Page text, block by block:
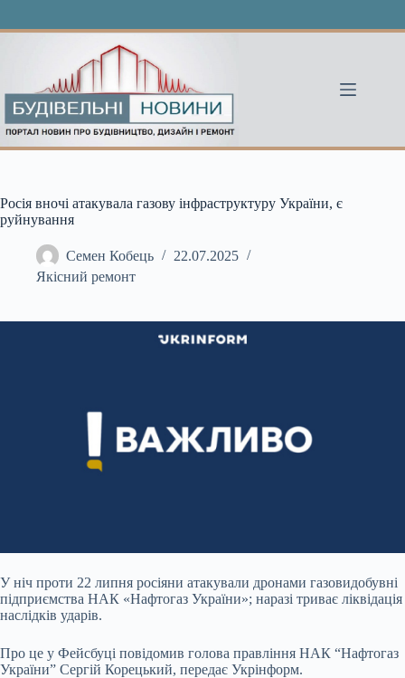
Росія вночі атакувала газову інфраструктуру України, є
руйнування
Семен Кобець
22.07.2025
Якісний ремонт
У ніч проти 22 липня росіяни атакували дронами газовидобувні
підприємства НАК «Нафтогаз України»; наразі триває ліквідація
наслідків ударів.
Про це у Фейсбуці повідомив голова правління НАК “Нафтогаз
України” Сергій Корецький, передає Укрінформ.